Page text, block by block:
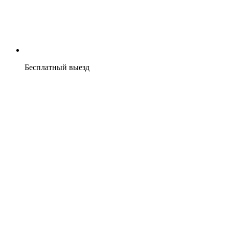
Бесплатный выезд